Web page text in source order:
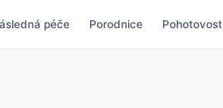
péče Porodnice Pohotovost